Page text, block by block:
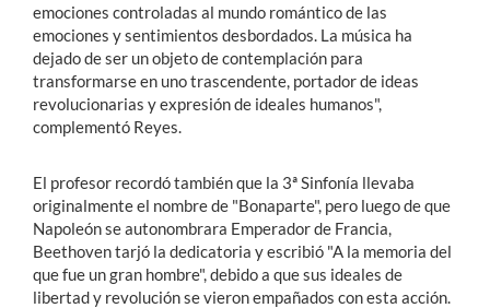
emociones controladas al mundo romántico de las
emociones y sentimientos desbordados. La música ha
dejado de ser un objeto de contemplación para
transformarse en uno trascendente, portador de ideas
revolucionarias y expresión de ideales humanos",
complementó Reyes.
El profesor recordó también que la 3ª Sinfonía llevaba
originalmente el nombre de "Bonaparte", pero luego de que
Napoleón se autonombrara Emperador de Francia,
Beethoven tarjó la dedicatoria y escribió "A la memoria del
que fue un gran hombre", debido a que sus ideales de
libertad y revolución se vieron empañados con esta acción.